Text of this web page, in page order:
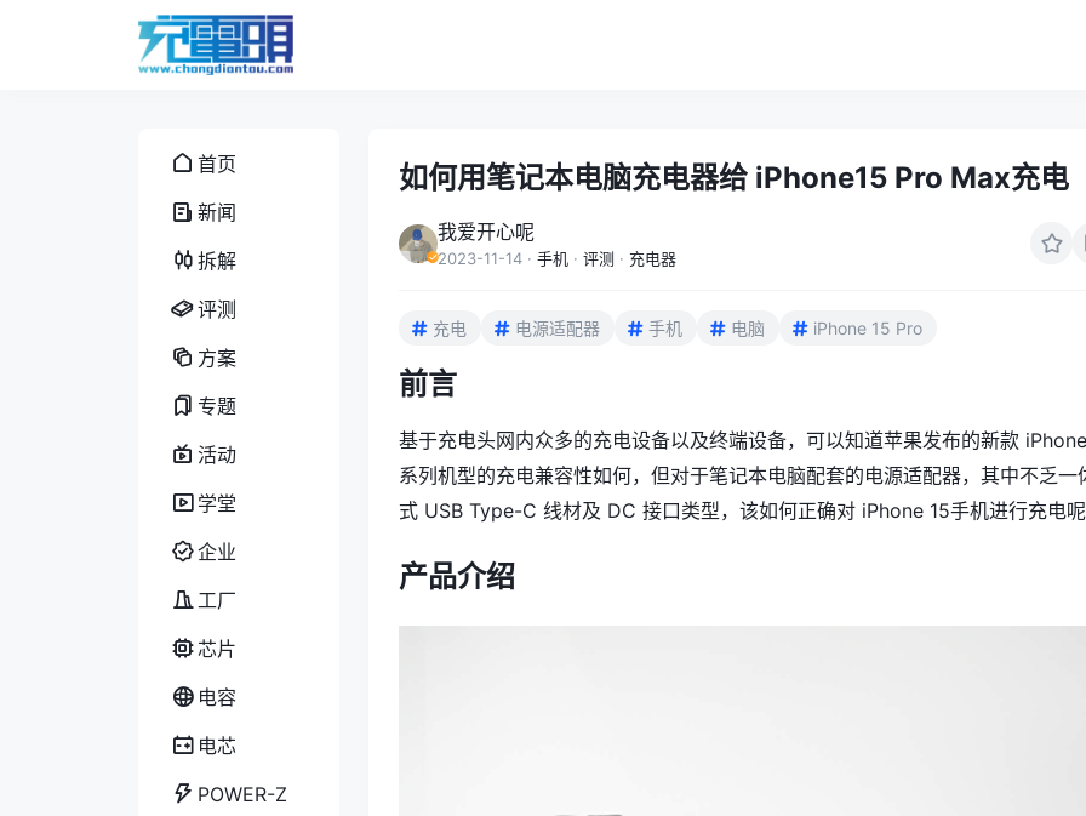
首页
新闻
拆解
评测
方案
专题
活动
学堂
企业
工厂
芯片
电容
电芯
POWER-Z
如何用笔记本电脑充电器给 iPhone15 Pro Max充电
我爱开心呢
2023-11-14 · 手机 · 评测 · 充电器
充电 电源适配器 手机 电脑 iPhone 15 Pro
前言
基于充电头网内众多的充电设备以及终端设备，可以知道苹果发布的新款
系列机型的充电兼容性如何，但对于笔记本电脑配套的电源适配器，其中不乏一
式 USB Type-C 线材及 DC 接口类型，该如何正确对 iPhone 15手机进行充电
产品介绍